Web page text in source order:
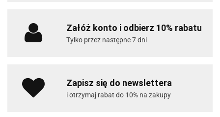
Załóż konto i odbierz 10% rabatu
Tylko przez następne 7 dni
Zapisz się do newslettera
i otrzymaj rabat do 10% na zakupy